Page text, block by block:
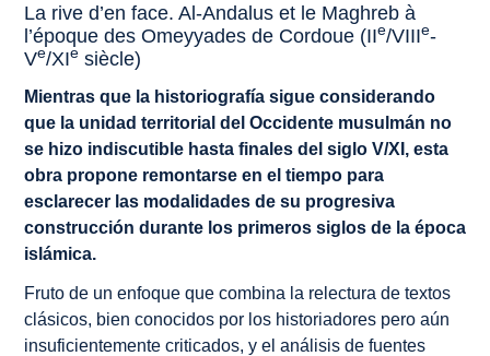
La rive d’en face. Al-Andalus et le Maghreb à
l’époque des Omeyyades de Cordoue (IIe/VIIIe-
Ve/XIe siècle)
Mientras que la historiografía sigue considerando
que la unidad territorial del Occidente musulmán no
se hizo indiscutible hasta finales del siglo V/XI, esta
obra propone remontarse en el tiempo para
esclarecer las modalidades de su progresiva
construcción durante los primeros siglos de la época
islámica.
Fruto de un enfoque que combina la relectura de textos
clásicos, bien conocidos por los historiadores pero aún
insuficientemente criticados, y el análisis de fuentes